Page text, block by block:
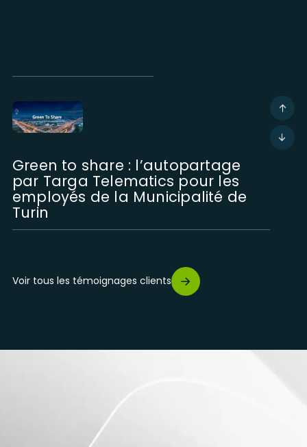
Green to share : l’autopartage
par Targa Telematics pour les
employés de la Municipalité de
Turin
Les solutions digitales de Targa
Telematics pour Elettra, le service
Voir tous les témoignages clients